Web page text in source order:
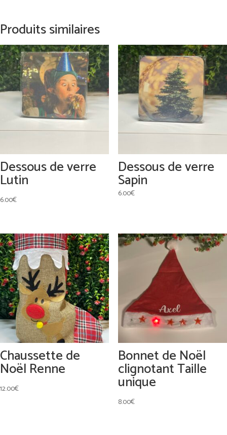
Noël
-
Lot
de
4
Produits similaires
Dessous de verre
Lutin
6.00€
Dessous de verre
Sapin
6.00€
Chaussette de
Noël Renne
12.00€
Bonnet de Noël
clignotant Taille
unique
8.00€